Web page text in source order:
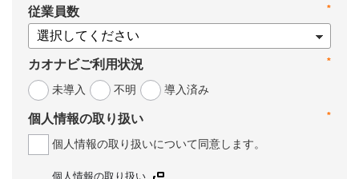
*
従業員数
*
カオナビご利用状況
未導入
不明 導入済み
*
個人情報の取り扱い
個人情報の取り扱いについて同意します。
個人情報の取り扱い